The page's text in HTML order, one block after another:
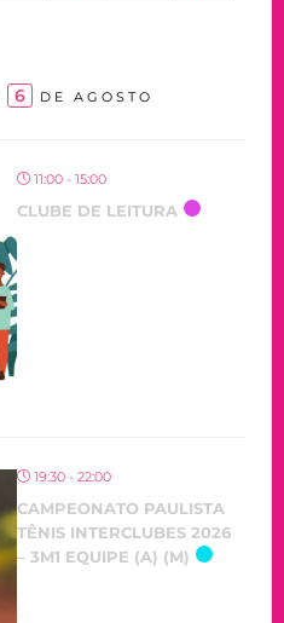
6 DE AGOSTO
11:00 - 15:00
CLUBE DE LEITURA
19:30 - 22:00
CAMPEONATO PAULISTA
TÊNIS INTERCLUBES 2026
– 3M1 EQUIPE (A) (M)